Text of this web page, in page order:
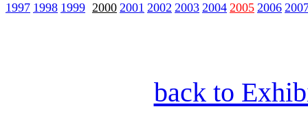
1997 1998 1999 2000 2001 2002 2003 2004 2005 2006
back to